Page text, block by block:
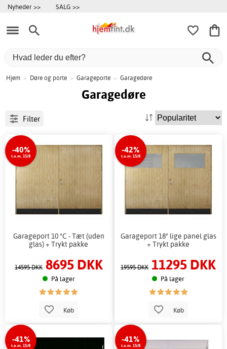
Nyheder >> SALG >>
Hjem > Døre og porte > Garageporte > Garagedøre
Garagedøre
Filter
-40%
t.o.m. 15/8
Garageport 10 °C - Tæt (uden
glas) + Trykt pakke
14595 DKK 8695 DKK
På lager
Køb
-42%
t.o.m. 15/8
Garageport 18° lige panel glas
+ Trykt pakke
19595 DKK 11295 DKK
På lager
Køb
-41%
t.o.m. 15/8
-41%
t.o.m. 15/8